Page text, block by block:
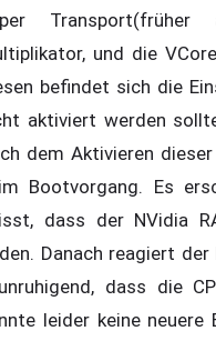
und die
befindet sich die
aktiviert werden
dem Aktivieren
Bootvorgang. Es
dass der NVidia
Danach reagiert
dass die
leider keine neuere